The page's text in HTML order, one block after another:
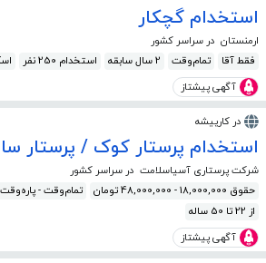
استخدام گچکار
ارمنستان در سراسر کشور
فقط آقا
تمام‌وقت 2 سال سابقه استخدام 250 نفر
آگهی پیشتاز
در کارپیشه
استخدام پرستار کوک / پرستار
شرکت پرستاری آسیاسلامت در سراسر کشور
حقوق 18,000,000 - 48,000,000 تومان
تمام‌وقت -
از 22 تا 50 ساله
آگهی پیشتاز